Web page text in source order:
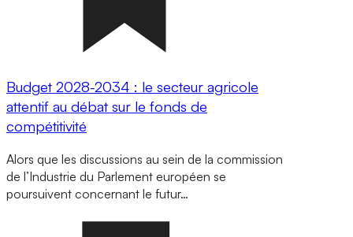
Budget 2028-2034 : le secteur agricole
attentif au débat sur le fonds de
compétitivité
Alors que les discussions au sein de la commission
de l’Industrie du Parlement européen se
poursuivent concernant le futur…